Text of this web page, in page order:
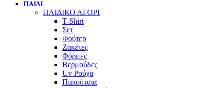
ΠΑΙΔΙ
ΠΑΙΔΙΚΟ ΑΓΟΡΙ
T-Shirt
Σετ
Φούτερ
Ζακέτες
Φόρμες
Βερμούδες
Uv Ρούχα
Παπούτσια